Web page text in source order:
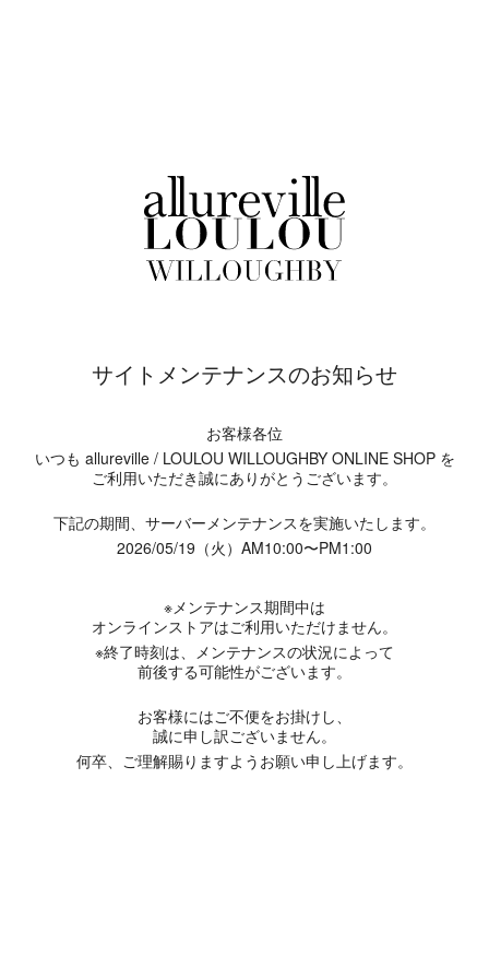
サイトメンテナンスのお知らせ
お客様各位
いつも allureville / LOULOU WILLOUGHBY ONLINE SHOP を
ご利用いただき誠にありがとうございます。
下記の期間、サーバーメンテナンスを実施いたします。
2026/05/19（火）AM10:00〜PM1:00
※メンテナンス期間中は
オンラインストアはご利用いただけません。
※終了時刻は、メンテナンスの状況によって
前後する可能性がございます。
お客様にはご不便をお掛けし、
誠に申し訳ございません。
何卒、ご理解賜りますようお願い申し上げます。